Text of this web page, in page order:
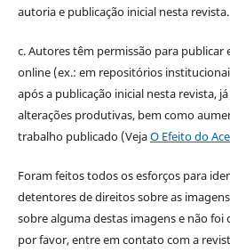
autoria e publicação inicial nesta revista.
c. Autores têm permissão para
online (ex.: em repositórios
após a publicação inicial nesta revista,
alterações produtivas, bem como
trabalho publicado (VejaO Efeito do
Foram feitos todos os esforços para
detentores de direitos sobre as
sobre alguma destas imagens e não
por favor, entre em contato com a